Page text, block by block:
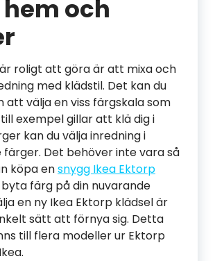
och
roligt att göra är att mixa och
med klädstil. Det kan du
att välja en viss färgskala som
exempel gillar att klä dig i
kan du välja inredning i
Det behöver inte vara så
köpa ensnygg Ikea Ektorp
färg på din nuvarande
en ny Ikea Ektorp klädsel är
sätt att förnya sig. Detta
till flera modeller ur Ektorp